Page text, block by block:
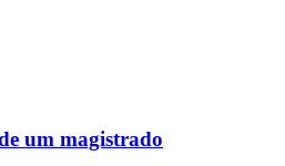
um magistrado